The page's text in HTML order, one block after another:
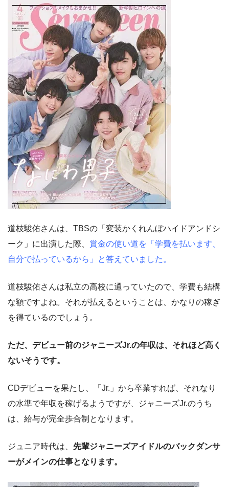
道枝駿佑さんは、TBSの「変装かくれんぼハイドアンドシ
ーク」に出演した際、 賞金の使い道を「学費を払います、
自分で払っているから」と答えていました。
道枝駿佑さんは私立の高校に通っていたので、学費も結構
な額ですよね。それが払えるということは、かなりの稼ぎ
を得ているのでしょう。
ただ、デビュー前のジャニーズJr.の年収は、それほど高く
ないそうです。
CDデビューを果たし、「Jr.」から卒業すれば、それなり
の水準で年収を稼げるようですが、ジャニーズJr.のうち
は、給与が完全歩合制となります。
ジュニア時代は、 先輩ジャニーズアイドルのバックダンサ
ーがメインの仕事となります。